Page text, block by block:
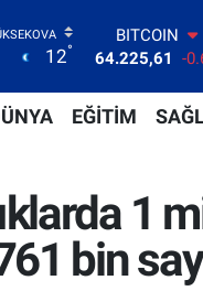
12°
64.225,61
-
DOLAR
55,0406 -
GRAM ALTIN
6510.40
0.45
13.799 70
EĞİTİM
1
bin